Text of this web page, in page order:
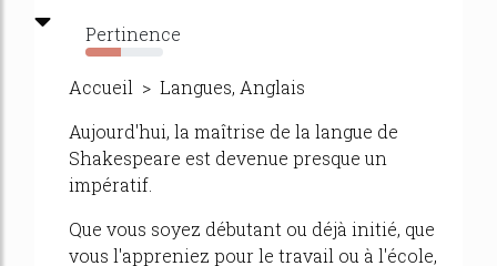
Pertinence
46%
Accueil > Langues, Anglais
Aujourd'hui, la maîtrise de la langue de
Shakespeare est devenue presque un
impératif.
Que vous soyez débutant ou déjà initié, que
vous l'appreniez pour le travail ou à l'école,